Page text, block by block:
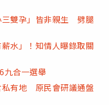
三雙孕」皆非親生 劈腿
水」！知情人曝錄取關
九合一選舉
私有地 原民會研議通盤